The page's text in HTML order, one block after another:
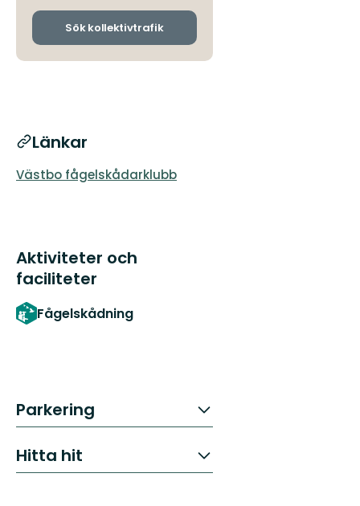
och
Sök kollektivtrafik
Länkar
Västbo fågelskådarklubb
Aktiviteter och
faciliteter
Fågelskådning
Parkering
Hitta hit